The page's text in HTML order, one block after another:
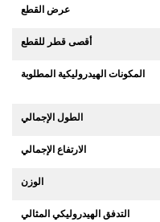
عرض القطع
أقصى قطر للقطع
المكونات الهيدروليكية المطلوبة
الطول الإجمالي
الارتفاع الإجمالي
الوزن
التدفق الهيدروليكي المثالي